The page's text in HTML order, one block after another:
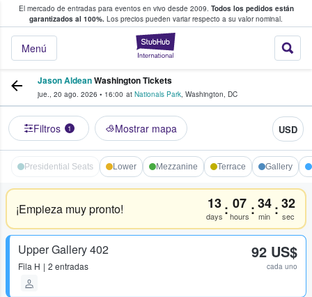
El mercado de entradas para eventos en vivo desde 2009. Todos los pedidos están
garantizados al 100%. Los precios pueden variar respecto a su valor nominal.
StubHub:
Menú
y venta de entradas entre fans
Jason AldeanWashington Tickets
jue., 20 ago. 2026 • 16:00 at Nationals Park, Washington, DC
Filtros 1 Mostrar mapa USD
Presidential Seats Lower Mezzanine Terrace Gallery
¡Empieza muy pronto! 13
days : 07
hours :34
min :32
sec
Upper Gallery 402
Fila H 2 entradas
92 US$
cada uno